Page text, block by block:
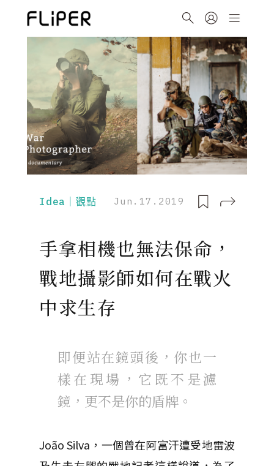
Idea｜觀點 Jun.17.2019
手拿相機也無法保命，
戰地攝影師如何在戰火
中求生存
即便站在鏡頭後，你也一
樣在現場，它既不是濾
鏡，更不是你的盾牌。
João Silva，一個曾在阿富汗遭受地雷波